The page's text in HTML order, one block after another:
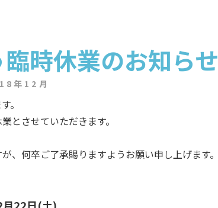
時休業のお知らせ
年12月
。
とさせていただきます。
、何卒ご了承賜りますようお願い申し上げます。